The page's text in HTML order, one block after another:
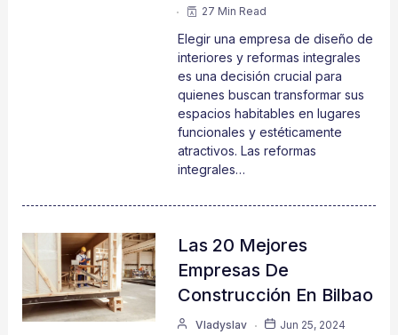
27 Min Read
Elegir una empresa de diseño de
interiores y reformas integrales
es una decisión crucial para
quienes buscan transformar sus
espacios habitables en lugares
funcionales y estéticamente
atractivos. Las reformas
integrales…
Las 20 Mejores
Empresas De
Construcción En Bilbao
Vladyslav
Jun 25, 2024